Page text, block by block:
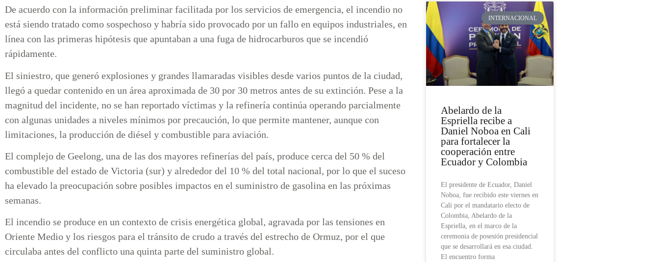
De acuerdo con la información preliminar facilitada por los servicios de emergencia, el incendio no
está siendo tratado como sospechoso y habría sido provocado por un fallo en equipos industriales, en
línea con las primeras hipótesis que apuntaban a una fuga de hidrocarburos que se incendió
rápidamente.
El siniestro, que generó explosiones y grandes llamaradas visibles desde varios puntos de la ciudad,
llegó a quedar contenido en un área aproximada de 30 por 30 metros antes de su extinción. Pese a la
magnitud del incidente, no se han reportado víctimas y la refinería continúa operando parcialmente
con algunas unidades a niveles mínimos por precaución, lo que permite mantener, aunque con
limitaciones, la producción de diésel y combustible para aviación.
El complejo de Geelong, una de las dos mayores refinerías del país, produce cerca del 50 % del
combustible del estado de Victoria (sur) y alrededor del 10 % del total nacional, por lo que el suceso
ha elevado la preocupación sobre posibles impactos en el suministro de gasolina en las próximas
semanas.
El incendio se produce en un contexto de crisis energética global, agravada por las tensiones en
Oriente Medio y los riesgos para el tránsito de crudo a través del estrecho de Ormuz, por el que
circulaba antes del conflicto una quinta parte del suministro global.
INTERNACIONAL
Abelardo de la
Espriella recibe a
Daniel Noboa en Cali
para fortalecer la
cooperación entre
Ecuador y Colombia
El presidente de Ecuador, Daniel
Noboa, fue recibido este viernes en
Cali por el mandatario electo de
Colombia, Abelardo de la
Espriella, en el marco de la
ceremonia de posesión presidencial
que se desarrollará en esa ciudad.
El encuentro forma